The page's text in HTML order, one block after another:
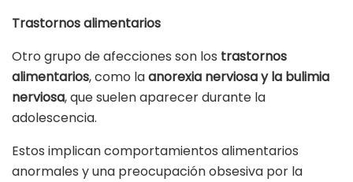
Trastornos alimentarios
Otro grupo de afecciones son los trastornos
alimentarios, como laanorexia nerviosa y la bulimia
nerviosa, que suelen aparecer durante la
adolescencia.
Estos implican comportamientos alimentarios
anormales y una preocupación obsesiva por la